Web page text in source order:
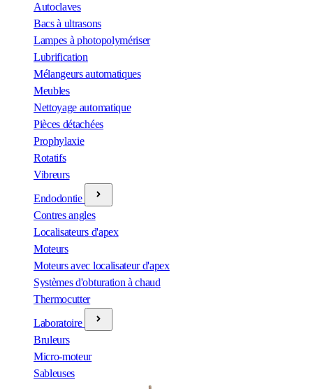
Autoclaves
Bacs à ultrasons
Lampes à photopolymériser
Lubrification
Mélangeurs automatiques
Meubles
Nettoyage automatique
Pièces détachées
Prophylaxie
Rotatifs
Vibreurs
Endodontie
Contres angles
Localisateurs d'apex
Moteurs
Moteurs avec localisateur d'apex
Systèmes d'obturation à chaud
Thermocutter
Laboratoire
Bruleurs
Micro-moteur
Sableuses